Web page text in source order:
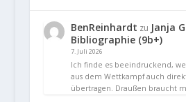
BenReinhardt zu Janja
Bibliographie (9b+)
7. Juli 2026
Ich finde es beeindruckend,
aus dem Wettkampf auch
übertragen. Draußen braucht